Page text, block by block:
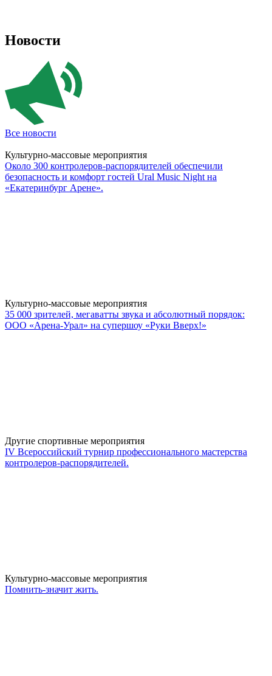
Новости
Все новости
Культурно-массовые мероприятия
Около 300 контролеров-распорядителей обеспечили
безопасность и комфорт гостей Ural Music Night на
«Екатеринбург Арене».
Культурно-массовые мероприятия
35 000 зрителей, мегаватты звука и абсолютный порядок:
ООО «Арена-Урал» на супершоу «Руки Вверх!»
Другие спортивные мероприятия
IV Всероссийский турнир профессионального мастерства
контролеров-распорядителей.
Культурно-массовые мероприятия
Помнить-значит жить.